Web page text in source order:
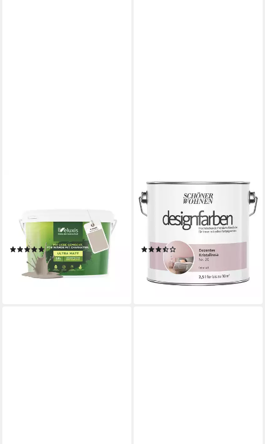
Wandfarbe Universal,
Deckkraft-Klasse 1,
Streifenfrei, tropfarm & VOC-
frei
(5)
ab 29,95 €
lieferbar - in 2-3 Werktagen bei dir
SCHÖNER WOHNEN FARBE
Wand- und Deckenfarbe
Dezentes Kristallrosa Nr. 20,
Tropf- und spritzgehemmt,
ab 32,99 €
(13,20 €/ 1 l)
lieferbar - in 3-4 Werktagen bei dir